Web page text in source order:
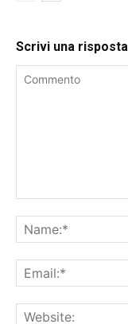
Scrivi una risposta